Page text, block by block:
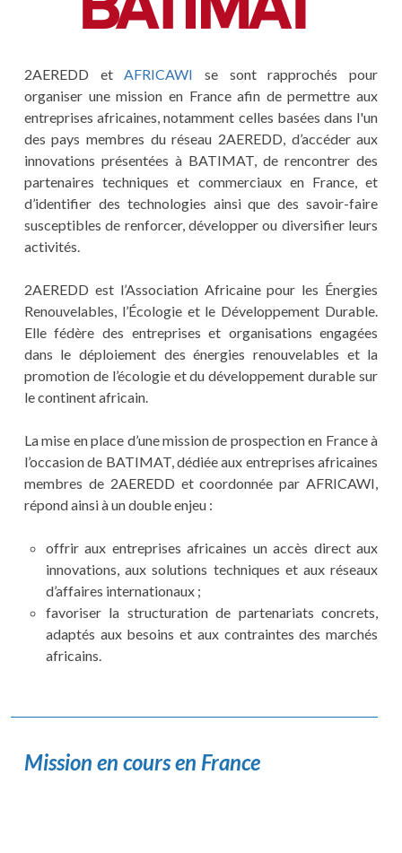
2AEREDD etAFRICAWI se sont rapprochés pour
organiser une mission en France afin de permettre aux
entreprises africaines, notamment celles basées dans l'un
des pays membres du réseau 2AEREDD, d’accéder aux
innovations présentées à BATIMAT, de rencontrer des
partenaires techniques et commerciaux en France, et
d’identifier des technologies ainsi que des savoir-faire
susceptibles de renforcer, développer ou diversifier leurs
activités.
2AEREDD est l’Association Africaine pour les Énergies
Renouvelables, l’Écologie et le Développement Durable.
Elle fédère des entreprises et organisations engagées
dans le déploiement des énergies renouvelables et la
promotion de l’écologie et du développement durable sur
le continent africain.
La mise en place d’une mission de prospection en France à
l’occasion de BATIMAT, dédiée aux entreprises africaines
membres de 2AEREDD et coordonnée par AFRICAWI,
répond ainsi à un double enjeu :
offrir aux entreprises africaines un accès direct aux
innovations, aux solutions techniques et aux réseaux
d’affaires internationaux ;
favoriser la structuration de partenariats concrets,
adaptés aux besoins et aux contraintes des marchés
africains.
Mission en cours en France